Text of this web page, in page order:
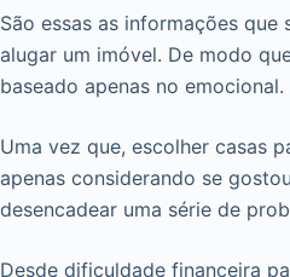
São essas as informações que
alugar um imóvel. De modo
baseado apenas no emocional.
Uma vez que, escolher casas
apenas considerando se
desencadear uma série de
Desde dificuldade financeira